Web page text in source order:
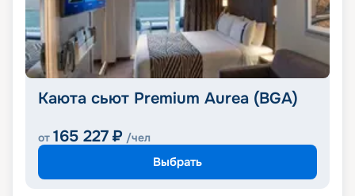
Каюта сьют Premium Aurea (BGA)
от 165 227 ₽ /чел
Выбрать